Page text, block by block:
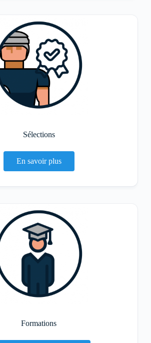
Sélections
En savoir plus
Formations